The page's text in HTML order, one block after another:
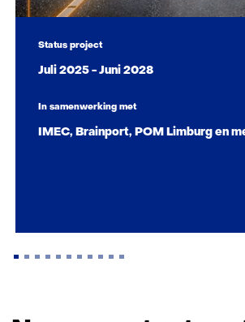
Status project
Juli 2025 - Juni 2028
In samenwerking met
IMEC, Brainport, POM Limburg en